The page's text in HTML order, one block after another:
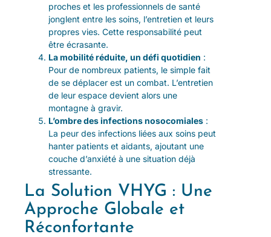
proches et les professionnels de santé
jonglent entre les soins, l’entretien et leurs
propres vies. Cette responsabilité peut
être écrasante.
La mobilité réduite, un défi quotidien :
Pour de nombreux patients, le simple fait
de se déplacer est un combat. L’entretien
de leur espace devient alors une
montagne à gravir.
L’ombre des infections nosocomiales :
La peur des infections liées aux soins peut
hanter patients et aidants, ajoutant une
couche d’anxiété à une situation déjà
stressante.
La Solution VHYG : Une
Approche Globale et
Réconfortante